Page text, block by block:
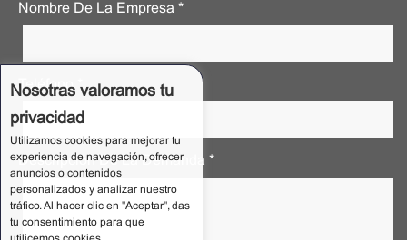
Nosotras valoramos tu
privacidad
Utilizamos cookies para mejorar tu
experiencia de navegación, ofrecer
anuncios o contenidos
personalizados y analizar nuestro
tráfico. Al hacer clic en "Aceptar", das
tu consentimiento para que
Nombre De La Empresa *
Teléfono *
Descripción De La Demanda *